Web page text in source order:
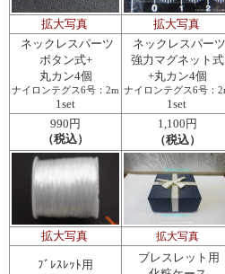
拡大写真 拡大写真
ネックレスパーツ
ボタン式+
丸カン4個
ナイロンテグス6号：2m
1set
ネックレスパーツ
強力マグネット式
+丸カン4個
ナイロンテグス6号：
1set
990円
（税込）
1,100円
（税込）
拡大写真 拡大写真
ﾌﾞﾚｽﾚｯﾄ用
ブレスレット用